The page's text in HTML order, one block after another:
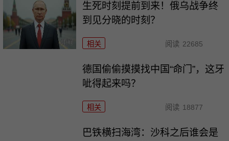
生死时刻提前到来！俄乌战争终
到见分晓的时刻？
相关 阅读 22685
德国偷偷摸摸找中国“命门”，这牙
呲得起来吗？
相关 阅读 18877
巴铁横扫海湾：沙科之后谁会是